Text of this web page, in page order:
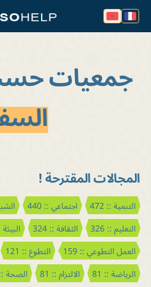
جمعيات
المجالات المقترحة !
التنمية :: 472 اجتماعي :: 440
التعليم :: 326
الثقافة :: 324 البيئة ::
العمل التطوعي :: 159
التطوع :: 121
الرياضة :: 81
الالتزام :: 81 الصحة :: 67